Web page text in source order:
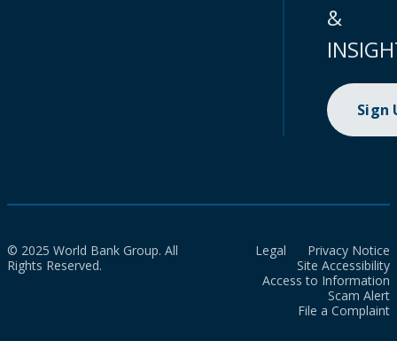
&
Sign
© 2025 World Bank Group. All
Rights Reserved.
Legal
Privacy Notice
Site Accessibility
Access to Information
Scam Alert
File a Complaint